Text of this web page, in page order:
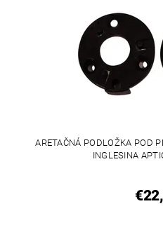
ARETAČNÁ PODLOŽKA POD
INGLESINA